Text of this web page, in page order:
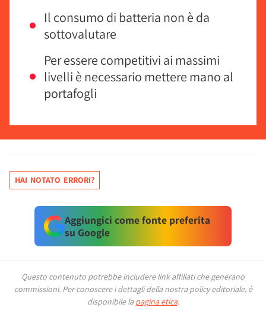
Il consumo di batteria non è da
sottovalutare
Per essere competitivi ai massimi
livelli è necessario mettere mano al
portafogli
HAI NOTATO ERRORI?
Aggiungici come fonte preferita
su Google
Questo contenuto potrebbe includere link affiliati che generano
commissioni. Per conoscere i dettagli della nostra policy editoriale, è
disponibile la pagina etica.